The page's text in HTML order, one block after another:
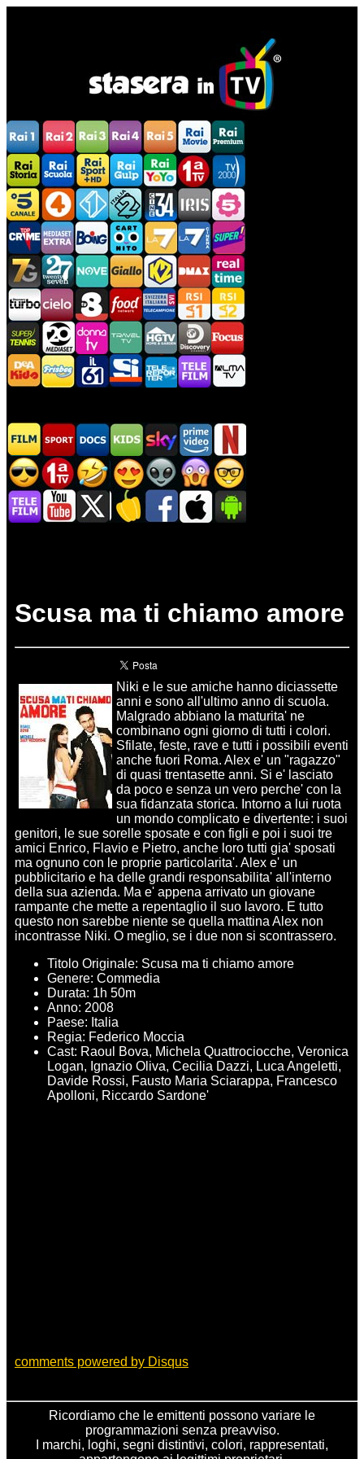
Scusa ma ti chiamo amore
Niki e le sue amiche hanno diciassette
anni e sono all'ultimo anno di scuola.
Malgrado abbiano la maturita' ne
combinano ogni giorno di tutti i colori.
Sfilate, feste, rave e tutti i possibili eventi
anche fuori Roma. Alex e' un "ragazzo"
di quasi trentasette anni. Si e' lasciato
da poco e senza un vero perche' con la
sua fidanzata storica. Intorno a lui ruota
un mondo complicato e divertente: i suoi
genitori, le sue sorelle sposate e con figli e poi i suoi tre
amici Enrico, Flavio e Pietro, anche loro tutti gia' sposati
ma ognuno con le proprie particolarita'. Alex e' un
pubblicitario e ha delle grandi responsabilita' all'interno
della sua azienda. Ma e' appena arrivato un giovane
rampante che mette a repentaglio il suo lavoro. E tutto
questo non sarebbe niente se quella mattina Alex non
incontrasse Niki. O meglio, se i due non si scontrassero.
Titolo Originale: Scusa ma ti chiamo amore
Genere: Commedia
Durata: 1h 50m
Anno: 2008
Paese: Italia
Regia: Federico Moccia
Cast: Raoul Bova, Michela Quattrociocche, Veronica
Logan, Ignazio Oliva, Cecilia Dazzi, Luca Angeletti,
Davide Rossi, Fausto Maria Sciarappa, Francesco
Apolloni, Riccardo Sardone'
comments powered by Disqus
Ricordiamo che le emittenti possono variare le
programmazioni senza preavviso.
I marchi, loghi, segni distintivi, colori, rappresentati,